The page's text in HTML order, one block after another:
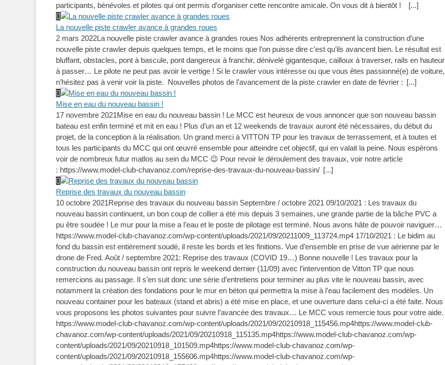
participants, bénévoles et pilotes qui ont permis d’organiser cette rencontre amicale. On vous dit à bientôt !
[...]
La nouvelle piste crawler avance à grandes roues
2 mars 2022La nouvelle piste crawler avance à grandes roues Nos adhérents entreprennent la construction d’une
nouvelle piste crawler depuis quelques temps, et le moins que l’on puisse dire c’est qu’ils avancent bien. Le résultat est
bluffant, obstacles, pont à bascule, pont dangereux à franchir, dénivelé gigantesque, cailloux à traverser, rails en hauteur
à passer… Le pilote ne peut pas avoir le vertige ! Si le crawler vous intéresse ou que vous êtes passionné(e) de voiture,
n’hésitez pas à venir voir la piste. Nouvelles photos de l’avancement de la piste crawler en date de février : [...]
Mise en eau du nouveau bassin !
17 novembre 2021Mise en eau du nouveau bassin ! Le MCC est heureux de vous annoncer que son nouveau bassin
bateau est enfin terminé et mit en eau ! Plus d’un an et 12 weekends de travaux auront été nécessaires, du début du
projet, de la conception à la réalisation. Un grand merci à VITTON TP pour les travaux de terrassement, et à toutes et
tous les participants du MCC qui ont œuvré ensemble pour atteindre cet objectif, qui en valait la peine. Nous espérons
voir de nombreux futur matlos au sein du MCC 😉 Pour revoir le déroulement des travaux, voir notre article
: https://www.model-club-chavanoz.com/reprise-des-travaux-du-nouveau-bassin/ [...]
Reprise des travaux du nouveau bassin
10 octobre 2021Reprise des travaux du nouveau bassin Septembre / octobre 2021 09/10/2021 : Les travaux du
nouveau bassin continuent, un bon coup de collier a été mis depuis 3 semaines, une grande partie de la bâche PVC a
pu être soudée ! Le mur pour la mise a l’eau et le poste de pilotage est terminé. Nous avons hâte de pouvoir naviguer…
https://www.model-club-chavanoz.com/wp-content/uploads/2021/09/20211009_113724.mp4 17/10/2021 : Le bidim au
fond du bassin est entièrement soudé, il reste les bords et les finitions. Vue d’ensemble en prise de vue aérienne par le
drone de Fred. Août / septembre 2021: Reprise des travaux (COVID 19…) Bonne nouvelle ! Les travaux pour la
construction du nouveau bassin ont repris le weekend dernier (11/09) avec l’intervention de Vitton TP que nous
remercions au passage. Il s’en suit donc une série d’entretiens pour terminer au plus vite le nouveau bassin, avec
notamment la création des fondations pour le mur en béton qui permettra la mise à l’eau facilement des modèles. Un
nouveau container pour les bateaux (stand et abris) a été mise en place, et une ouverture dans celui-ci a été faite. Nous
vous proposons les photos suivantes pour suivre l’avancée des travaux… Le MCC vous remercie tous pour votre aide.
https://www.model-club-chavanoz.com/wp-content/uploads/2021/09/20210918_115456.mp4https://www.model-club-
chavanoz.com/wp-content/uploads/2021/09/20210918_115135.mp4https://www.model-club-chavanoz.com/wp-
content/uploads/2021/09/20210918_101509.mp4https://www.model-club-chavanoz.com/wp-
content/uploads/2021/09/20210918_155606.mp4https://www.model-club-chavanoz.com/wp-